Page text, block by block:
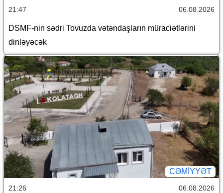
21:47 06.08.2026
DSMF-nin sədri Tovuzda vətəndaşların müraciətlərini
dinləyəcək
CƏMİYYƏT
21:26 06.08.2026